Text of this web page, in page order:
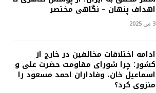
اهداف پنهان – نگاهی مختصر
3 می 2025
ادامه اختلافات مخالفین در خارج از
کشور؛ چرا شورای مقاومت حضرت علی و
اسماعیل خان، وفاداران احمد مسعود را
منزوی کرد؟